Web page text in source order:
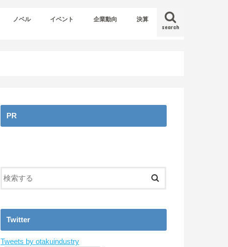
search
ノベル イベント 企業動向 決算
PR
Twitter
Tweets by otakuindustry